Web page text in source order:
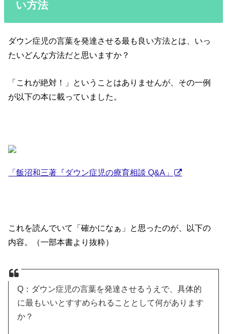
い方法
ダウン症児の言葉を発達させる最も良い方法とは、いっ
たいどんな方法だと思いますか？
「これが絶対！」ということはありませんが、その一例
が以下の本に載っていました。
「飯沼和三著『ダウン症児の療育相談 Q&A」
これを読んでいて「確かになぁ」と思ったのが、以下の
内容。（一部本書より抜粋）
Q：ダウン症児の言葉を発達させるうえで、具体的
に最もいいとすすめられることとして何があります
か？